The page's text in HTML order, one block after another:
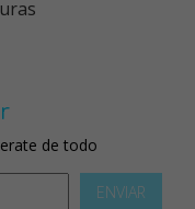
de todo
ENVIAR